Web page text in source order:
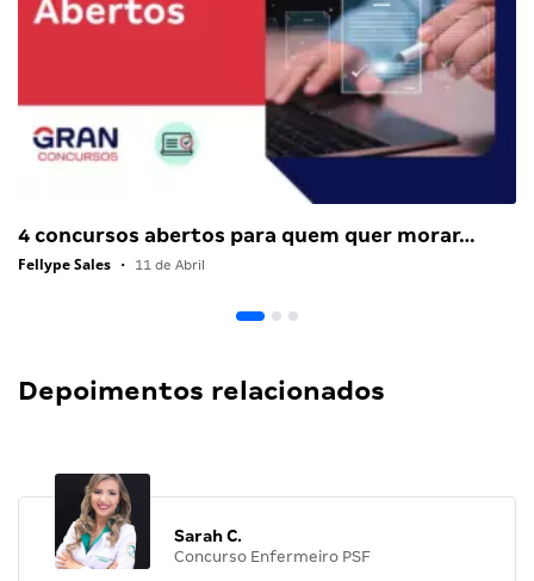
4 concursos abertos para quem quer morar…
Fellype Sales • 11 de Abril
Depoimentos relacionados
Sarah C.
Concurso Enfermeiro PSF